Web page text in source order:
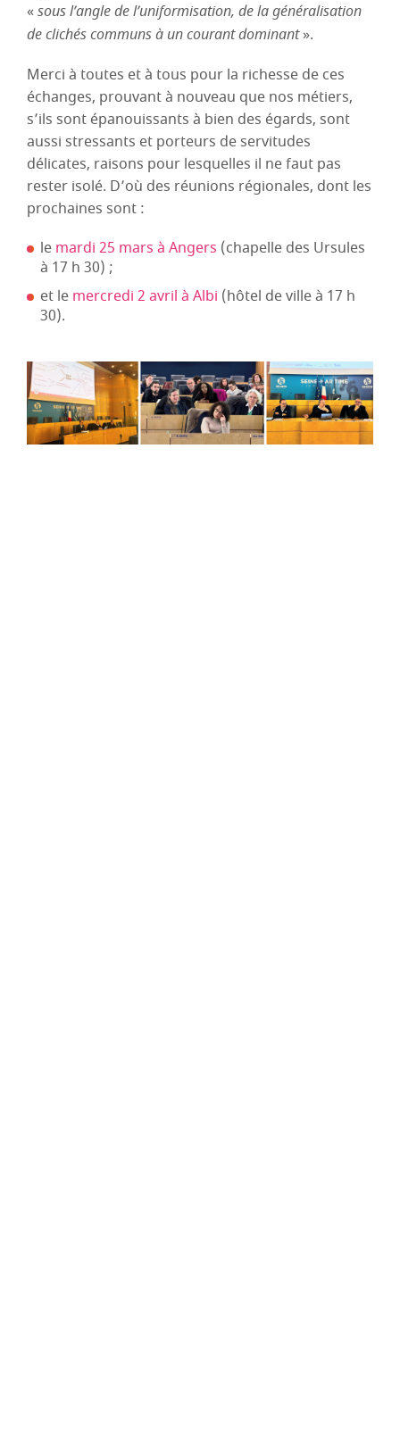
«sous l’angle de l’uniformisation, de la généralisation
de clichés communs à un courant dominant».
Merci à toutes et à tous pour la richesse de ces
échanges, prouvant à nouveau que nos métiers,
s’ils sont épanouissants à bien des égards, sont
aussi stressants et porteurs de servitudes
délicates, raisons pour lesquelles il ne faut pas
rester isolé. D’où des réunions régionales, dont les
prochaines sont :
le mardi 25 mars à Angers (chapelle des Ursules
à 17 h 30) ;
et le mercredi 2 avril à Albi (hôtel de ville à 17 h
30).